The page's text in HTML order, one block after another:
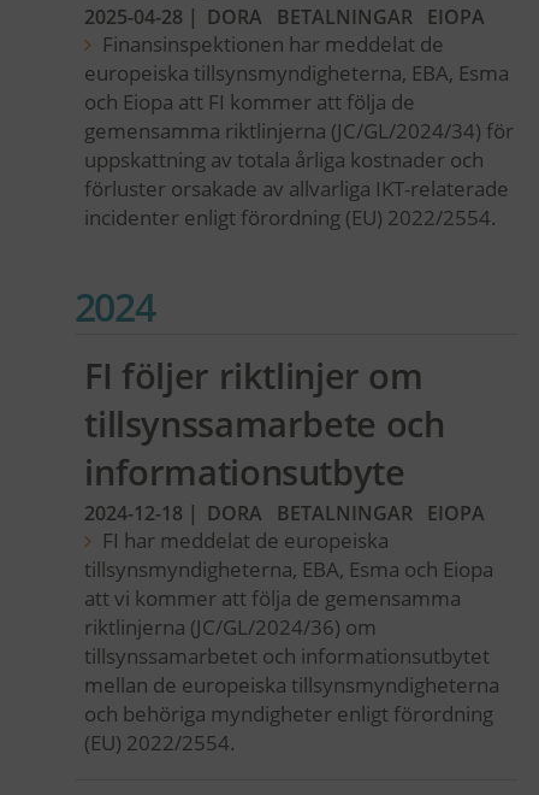
2025-04-28 | DORA BETALNINGAR EIOPA
Finansinspektionen har meddelat de
europeiska tillsynsmyndigheterna, EBA, Esma
och Eiopa att FI kommer att följa de
gemensamma riktlinjerna (JC/GL/2024/34) för
uppskattning av totala årliga kostnader och
förluster orsakade av allvarliga IKT-relaterade
incidenter enligt förordning (EU) 2022/2554.
2024
FI följer riktlinjer om
tillsynssamarbete och
informationsutbyte
2024-12-18 | DORA BETALNINGAR EIOPA
FI har meddelat de europeiska
tillsynsmyndigheterna, EBA, Esma och Eiopa
att vi kommer att följa de gemensamma
riktlinjerna (JC/GL/2024/36) om
tillsynssamarbetet och informationsutbytet
mellan de europeiska tillsynsmyndigheterna
och behöriga myndigheter enligt förordning
(EU) 2022/2554.